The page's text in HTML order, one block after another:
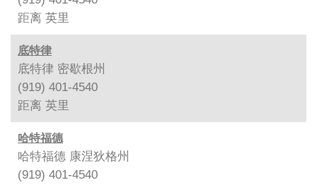
距离 英里
底特律
底特律 密歇根州
(919) 401-4540
距离 英里
哈特福德
哈特福德 康涅狄格州
(919) 401-4540